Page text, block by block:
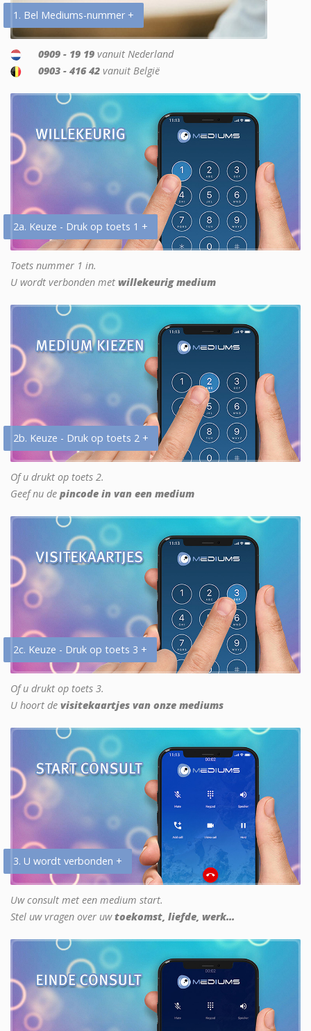
1. Bel Mediums-nummer +
0909 - 19 19 vanuit Nederland
0903 - 416 42 vanuit België
2a. Keuze - Druk op toets 1 +
Toets nummer 1 in.
U wordt verbonden met willekeurig medium
2b. Keuze - Druk op toets 2 +
Of u drukt op toets 2.
Geef nu de pincode in van een medium
2c. Keuze - Druk op toets 3 +
Of u drukt op toets 3.
U hoort de visitekaartjes van onze mediums
3. U wordt verbonden +
Uw consult met een medium start.
Stel uw vragen over uwtoekomst, liefde, werk...